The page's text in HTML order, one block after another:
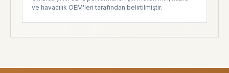
ve havacılık OEM'leri tarafından belirtilmiştir.